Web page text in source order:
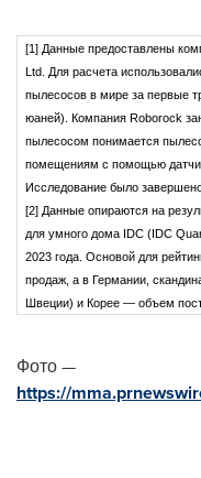
[1] Данные предоставлены
Ltd. Для расчета
пылесосов в мире за первые
юаней). Компания Roborock
пылесосом понимается
помещениям с помощью
Исследование было
[2] Данные опираются на
для умного дома IDC (IDC
2023 года. Основой для
продаж, а в Германии,
Швеции) и Корее — объем
Фото —
https://